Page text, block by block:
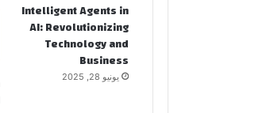
Intelligent Agents in
AI: Revolutionizing
Technology and
Business
يونيو 28, 2025